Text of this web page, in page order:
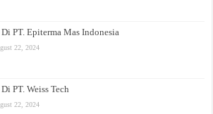
PT. Epiterma Mas Indonesia
22, 2024
PT. Weiss Tech
22, 2024